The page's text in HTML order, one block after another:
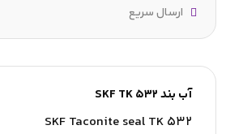
آب بند SKF TK 532
SKF Taconite seal TK 532
ارسال سریع